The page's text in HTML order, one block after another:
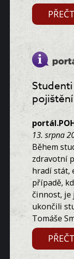
pojištění
13. srpna
Během
zdravotní
hradí stát,
případě,
činnost, je
ukončili
Tomáše